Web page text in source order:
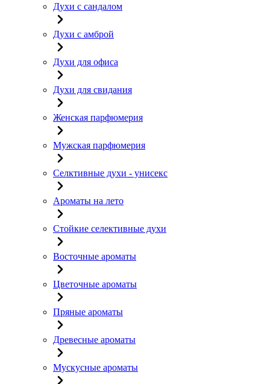
Духи с сандалом
Духи с амброй
Духи для офиса
Духи для свидания
Женская парфюмерия
Мужская парфюмерия
Селктивные духи - унисекс
Ароматы на лето
Стойкие селективные духи
Восточные ароматы
Цветочные ароматы
Пряные ароматы
Древесные ароматы
Мускусные ароматы